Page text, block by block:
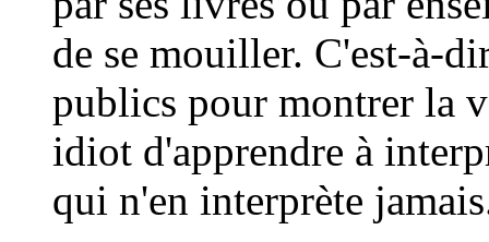
de se mouiller. C'est-à-
publics pour montrer la
idiot d'apprendre à
qui n'en interprète